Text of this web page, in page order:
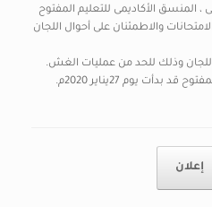
المنسق الأكاديمى للتعليم المفتوح
والاطمئنان على أحوال اللجان
وذلك للحد من عمليات الغش.
بدأت يوم 27يناير 2020م.
إعلان